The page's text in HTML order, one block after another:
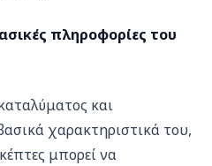
πληροφορίες του
και
χαρακτηριστικά του,
μπορεί να